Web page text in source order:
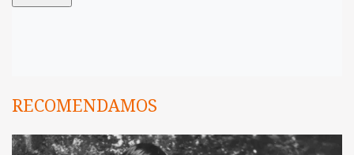
RECOMENDAMOS